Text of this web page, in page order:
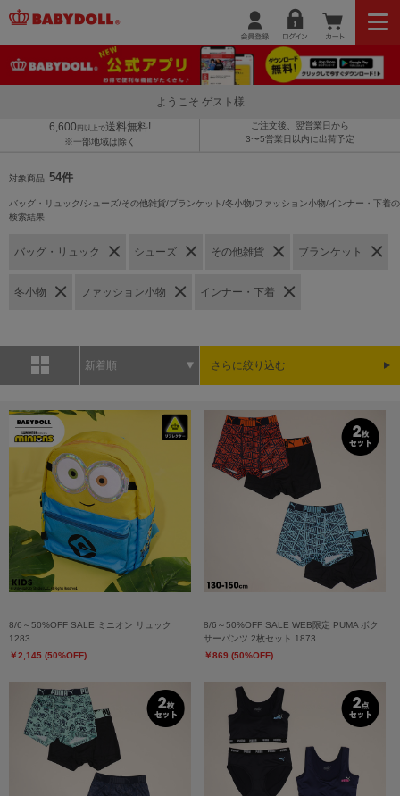
ようこそ ゲスト様
6,600 円以上で送料無料!
※一部地域は除く
ご注文後、翌営業日から
3〜5営業日以内に出荷予定
対象商品 54件
バッグ・リュック/シューズ/その他雑貨/ブランケット/冬小物/ファッション小物/インナー・下着の
検索結果
バッグ・リュック シューズ その他雑貨 ブランケット
冬小物 ファッション小物 インナー・下着
新着順 さらに絞り込む
8/6～50%OFF SALE ミニオン リュック
1283
￥2,145 (50%OFF)
8/6～50%OFF SALE WEB限定 PUMA ボク
サーパンツ 2枚セット 1873
￥869 (50%OFF)